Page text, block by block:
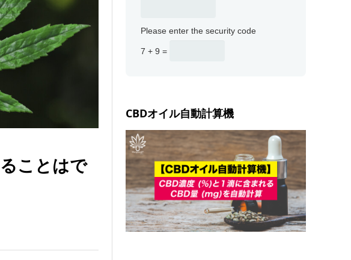
ことはで
Please enter the security code
7 + 9 =
CBDオイル自動計算機